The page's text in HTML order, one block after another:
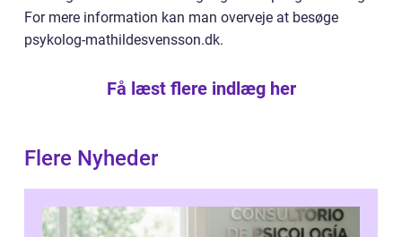
For mere information kan man overveje at besøge
psykolog-mathildesvensson.dk.
Få læst flere indlæg her
Flere Nyheder